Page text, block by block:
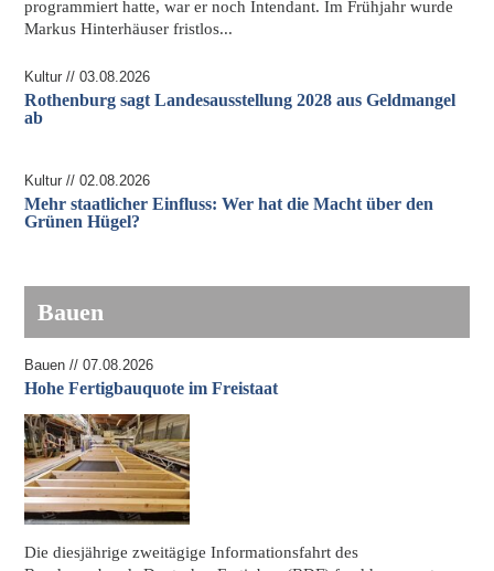
programmiert hatte, war er noch Intendant. Im Frühjahr wurde
Markus Hinterhäuser fristlos...
Kultur // 03.08.2026
Rothenburg sagt Landesausstellung 2028 aus Geldmangel
ab
Kultur // 02.08.2026
Mehr staatlicher Einfluss: Wer hat die Macht über den
Grünen Hügel?
Bauen
Bauen // 07.08.2026
Hohe Fertigbauquote im Freistaat
Die diesjährige zweitägige Informationsfahrt des